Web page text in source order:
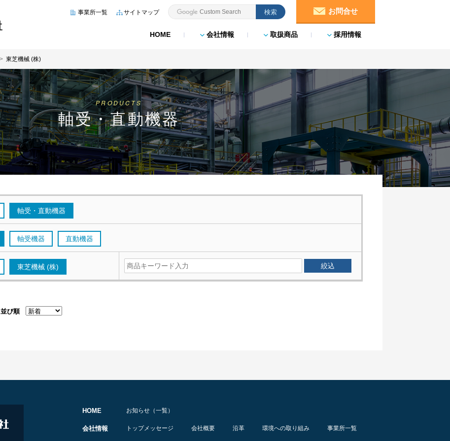
HOME 会社情報 取扱商品 採用情報
事業所一覧 サイトマップ お問合せ
東芝機械 (株)
PRODUCTS
軸受・直動機器
軸受・直動機器
軸受機器 直動機器
東芝機械 (株)
並び順
HOME お知らせ（一覧）
会社情報 トップメッセージ 会社概要 沿革 環境への取り組み 事業所一覧